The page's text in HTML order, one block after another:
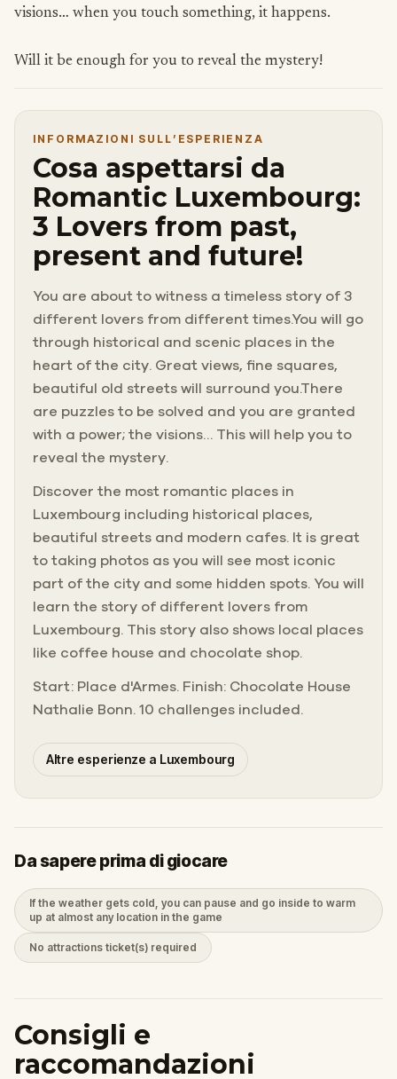
visions… when you touch something, it happens.
Will it be enough for you to reveal the mystery!
INFORMAZIONI SULL’ESPERIENZA
Cosa aspettarsi da
Romantic Luxembourg:
3 Lovers from past,
present and future!
You are about to witness a timeless story of 3
different lovers from different times.You will go
through historical and scenic places in the
heart of the city. Great views, fine squares,
beautiful old streets will surround you.There
are puzzles to be solved and you are granted
with a power; the visions… This will help you to
reveal the mystery.
Discover the most romantic places in
Luxembourg including historical places,
beautiful streets and modern cafes. It is great
to taking photos as you will see most iconic
part of the city and some hidden spots. You will
learn the story of different lovers from
Luxembourg. This story also shows local places
like coffee house and chocolate shop.
Start: Place d'Armes. Finish: Chocolate House
Nathalie Bonn. 10 challenges included.
Altre esperienze a Luxembourg
Da sapere prima di giocare
If the weather gets cold, you can pause and go inside to warm
up at almost any location in the game
No attractions ticket(s) required
Consigli e
raccomandazioni